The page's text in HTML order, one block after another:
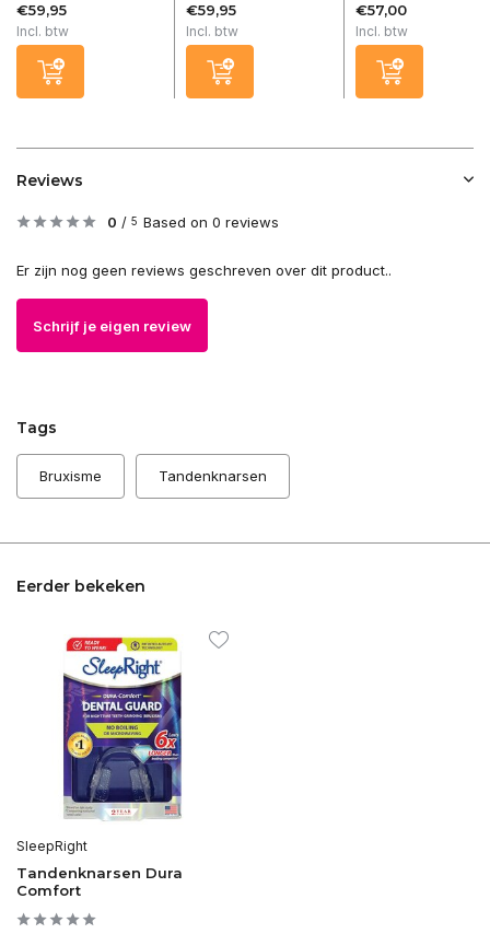
€59,95
Incl. btw
€59,95
Incl. btw
€57,00
Incl. btw
Reviews
0 / 5 Based on 0 reviews
Er zijn nog geen reviews geschreven over dit product..
Schrijf je eigen review
Tags
Bruxisme Tandenknarsen
Eerder bekeken
SleepRight
Tandenknarsen Dura
Comfort